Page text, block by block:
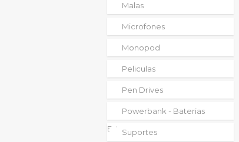
Malas
Microfones
Monopod
Peliculas
Pen Drives
Powerbank - Baterias
ExternasSuportes